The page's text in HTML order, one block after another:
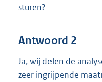
sturen?
Antwoord 2
Ja, wij delen de
zeer ingrijpende